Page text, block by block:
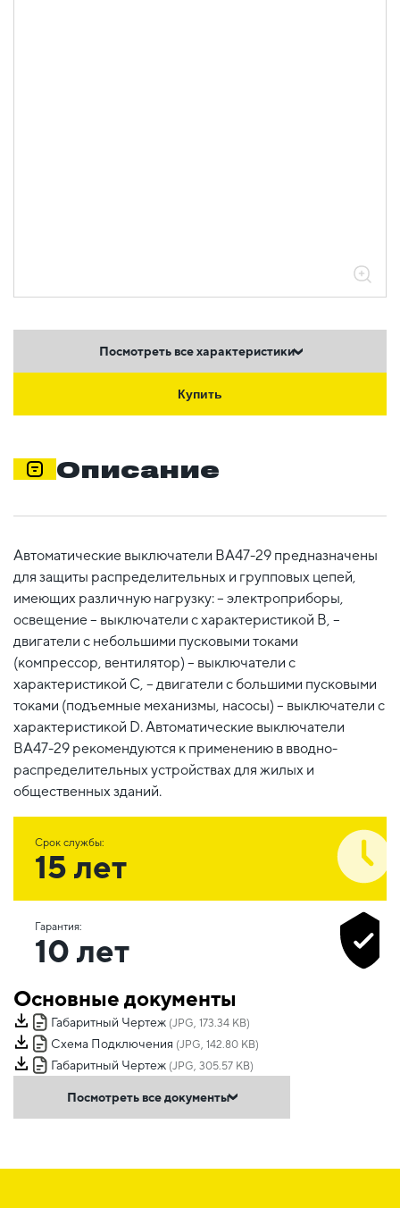
Посмотреть все характеристики
Купить
Описание
Автоматические выключатели ВА47-29 предназначены
для защиты распределительных и групповых цепей,
имеющих различную нагрузку: – электроприборы,
освещение – выключатели с характеристикой В, –
двигатели с небольшими пусковыми токами
(компрессор, вентилятор) – выключатели с
характеристикой C, – двигатели с большими пусковыми
токами (подъемные механизмы, насосы) – выключатели с
характеристикой D. Автоматические выключатели
ВА47-29 рекомендуются к применению в вводно-
распределительных устройствах для жилых и
общественных зданий.
Срок службы:
15 лет
Гарантия:
10 лет
Основные документы
Габаритный Чертеж (JPG, 173.34 KB)
Схема Подключения (JPG, 142.80 KB)
Габаритный Чертеж (JPG, 305.57 KB)
Посмотреть все документы